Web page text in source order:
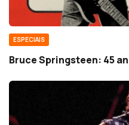
ESPECIAIS
Bruce Springsteen: 45